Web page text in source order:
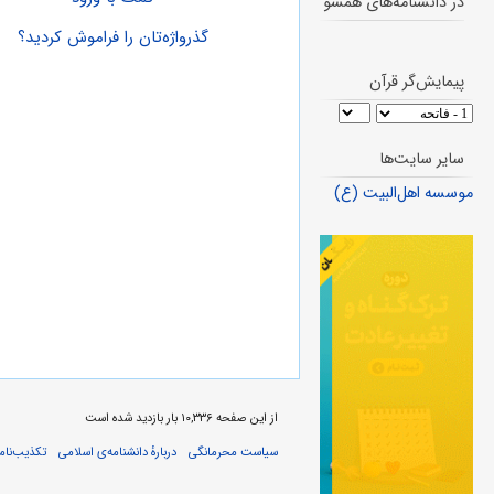
گذرواژه‌تان را فراموش کردید؟
پیمایش‌گر قرآن
سایر سایت‌ها
موسسه اهل‌البیت (ع)
از این صفحه ۱۰,۳۳۶ بار بازدید شده است
سیاست محرمانگی
دربارهٔ دانشنامه‌ی اسلامی